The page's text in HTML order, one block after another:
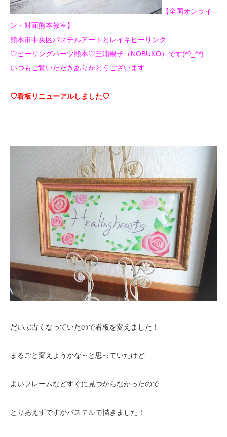
【全国オンライ
ン・対面熊本教室】
熊本市中央区パステルアートとレイキヒーリング
♡ヒーリングハーツ熊本♡三浦暢子（NOBUKO）です(*^_^*)
いつもご覧いただきありがとうございます
♡看板リニューアルしました♡
だいぶ古くなっていたので看板を変えました！
まるごと変えようかな～と思っていたけど
よいフレームなどすぐに見つからなかったので
とりあえずですがパステルで描きました！